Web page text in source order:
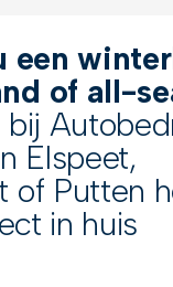
een
of all-
bij
Elspeet,
of Putten
in huis